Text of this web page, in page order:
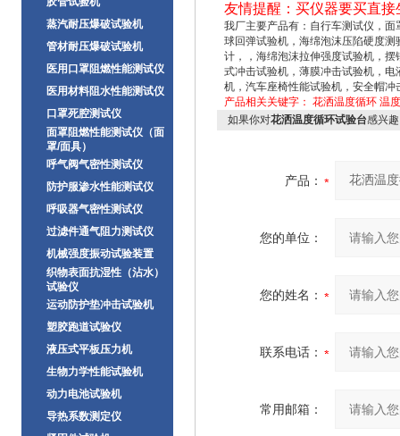
蒸汽耐压爆破试验机
管材耐压爆破试验机
医用口罩阻燃性能测试仪
医用材料阻水性能测试仪
口罩死腔测试仪
面罩阻燃性能测试仪（面
罩/面具）
呼气阀气密性测试仪
防护服渗水性能测试仪
呼吸器气密性测试仪
过滤件通气阻力测试仪
机械强度振动试验装置
织物表面抗湿性（沾水）
试验仪
运动防护垫冲击试验机
塑胶跑道试验仪
液压式平板压力机
生物力学性能试验机
动力电池试验机
导热系数测定仪
友情提醒：买仪器要买直
我厂主要产品有：自行车测试仪，
球回弹试验机，海绵泡沫压陷硬度
计，，海绵泡沫拉伸强度试验机，
式冲击试验机，薄膜冲击试验机，
机，汽车座椅性能试验机，安全帽冲
产品相关关键字： 花洒温度循环 温
如果你对花洒温度循环试验台感兴
产品：
您的单位：
您的姓名：
联系电话：
常用邮箱：